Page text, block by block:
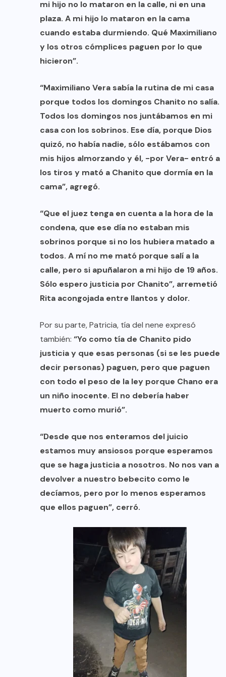
mi hijo no lo mataron en la calle, ni en una
plaza. A mi hijo lo mataron en la cama
cuando estaba durmiendo. Qué Maximiliano
y los otros cómplices paguen por lo que
hicieron”.
“Maximiliano Vera sabía la rutina de mi casa
porque todos los domingos Chanito no salía.
Todos los domingos nos juntábamos en mi
casa con los sobrinos. Ese día, porque Dios
quizó, no había nadie, sólo estábamos con
mis hijos almorzando y él, -por Vera- entró a
los tiros y mató a Chanito que dormía en la
cama”, agregó.
“Que el juez tenga en cuenta a la hora de la
condena, que ese día no estaban mis
sobrinos porque si no los hubiera matado a
todos. A mí no me mató porque salí a la
calle, pero si apuñalaron a mi hijo de 19 años.
Sólo espero justicia por Chanito”, arremetió
Rita acongojada entre llantos y dolor.
Por su parte, Patricia, tía del nene expresó
también: “Yo como tía de Chanito pido
justicia y que esas personas (si se les puede
decir personas) paguen, pero que paguen
con todo el peso de la ley porque Chano era
un niño inocente. El no debería haber
muerto como murió”.
“Desde que nos enteramos del juicio
estamos muy ansiosos porque esperamos
que se haga justicia a nosotros. No nos van a
devolver a nuestro bebecito como le
decíamos, pero por lo menos esperamos
que ellos paguen”, cerró.